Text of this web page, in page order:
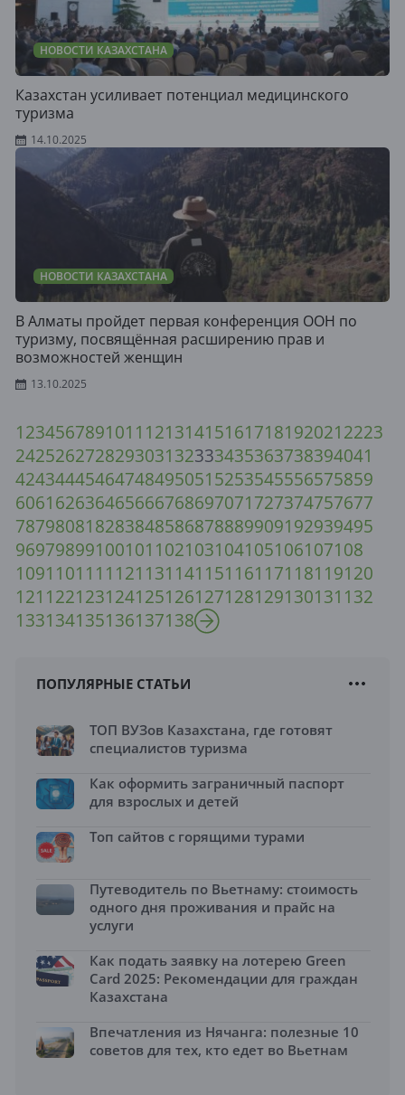
НОВОСТИ КАЗАХСТАНА
Казахстан усиливает потенциал медицинского
туризма
14.10.2025
НОВОСТИ КАЗАХСТАНА
В Алматы пройдет первая конференция ООН по
туризму, посвящённая расширению прав и
возможностей женщин
13.10.2025
1234567891011 121314151617181920212223
242526272829303132333435363738394041
424344454647484950515253545556575859
606162636465666768697071727374757677
787980818283848586878889909192939495
96979899100101 102103104105106107108
109110111 112113114115116117118119120
121 122123124125126127128129130131 132
133134135136137138
ПОПУЛЯРНЫЕ СТАТЬИ
ТОП ВУЗов Казахстана, где готовят
специалистов туризма
Как оформить заграничный паспорт
для взрослых и детей
Топ сайтов с горящими турами
Путеводитель по Вьетнаму: стоимость
одного дня проживания и прайс на
услуги
Как подать заявку на лотерею Green
Card 2025: Рекомендации для граждан
Казахстана
Впечатления из Нячанга: полезные 10
советов для тех, кто едет во Вьетнам